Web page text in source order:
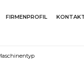
FIRMENPROFIL